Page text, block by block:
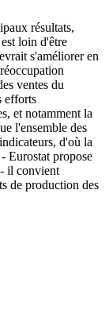
résultats,
loin d'être
s'améliorer en
ventes du
efforts
et notamment la
l'ensemble des
d'où la
Eurostat propose
- il convient
de production des